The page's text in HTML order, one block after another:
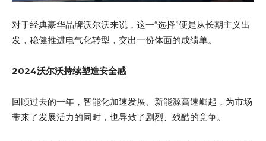
对于经典豪华品牌沃尔沃来说，这一“选择”便是从长期主义出
发，稳健推进电气化转型，交出一份体面的成绩单。
2024沃尔沃持续塑造安全感
回顾过去的一年，智能化加速发展、新能源高速崛起，为市场
带来了发展活力的同时，也导致了剧烈、残酷的竞争。